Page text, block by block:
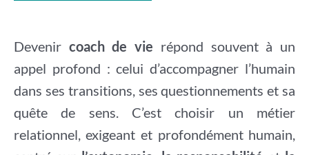
Devenir coach de vie répond souvent à un
appel profond : celui d’accompagner l’humain
dans ses transitions, ses questionnements et sa
quête de sens. C’est choisir un métier
relationnel, exigeant et profondément humain,